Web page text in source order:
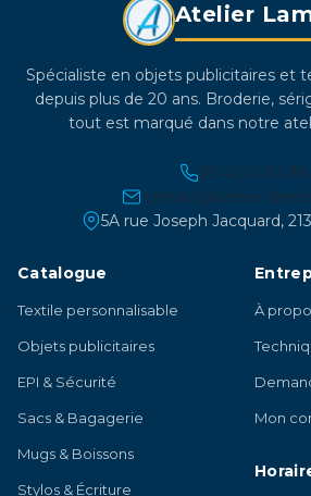
Atelier
Spécialiste en objets publicitaires et
depuis plus de 20 ans. Broderie,
tout est marqué dans notre
03 45 21 30 86
contact@atelier-
5A rue Joseph Jacquard,
Catalogue
Textile personnalisable
Objets publicitaires
EPI & Sécurité
Sacs & Bagagerie
Mugs & Boissons
Stylos & Écriture
À
Mon